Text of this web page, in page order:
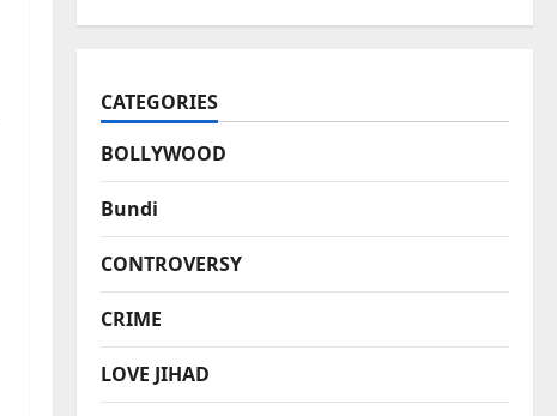
CATEGORIES
BOLLYWOOD
Bundi
CONTROVERSY
CRIME
LOVE JIHAD